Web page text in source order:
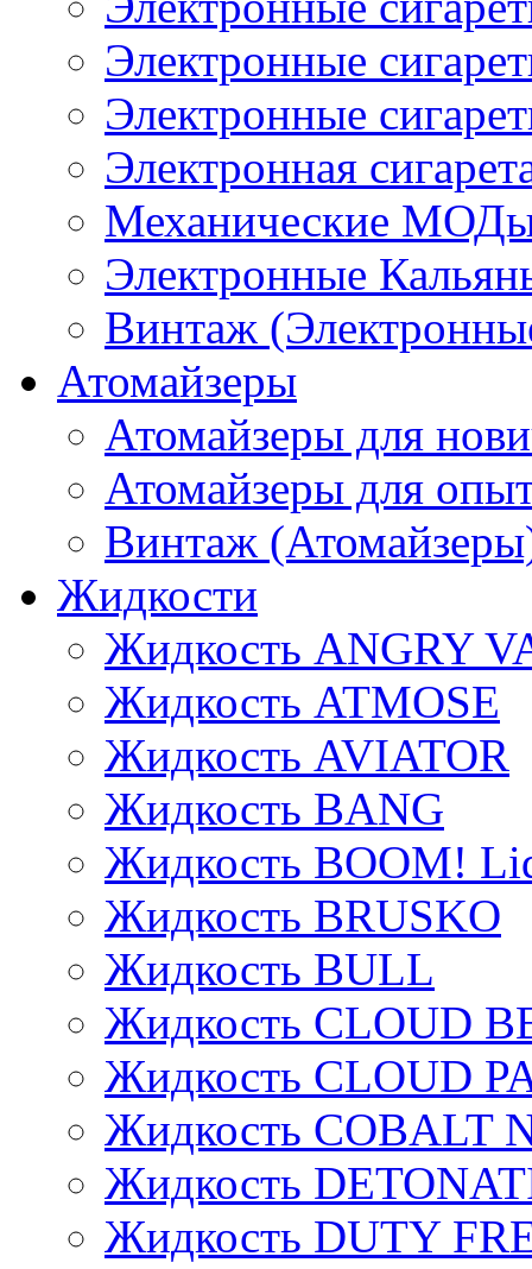
Электронные
Электронные
Электронная
Механические
Электронные
Винтаж
Атомайзеры
Атомайзеры для
Атомайзеры для
Винтаж
Жидкости
Жидкость ANGRY
Жидкость ATMOSE
Жидкость AVIATOR
Жидкость BANG
Жидкость BOOM!
Жидкость BRUSKO
Жидкость BULL
Жидкость CLOUD
Жидкость CLOUD
Жидкость COBALT
Жидкость
Жидкость DUTY